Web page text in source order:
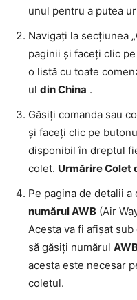
unul pentru a putea
Navigați la secțiunea
paginii și faceți clic
o listă cu toate
ul din China .
Găsiți comanda sau
și faceți clic pe
disponibil în dreptul
colet. Urmărire Colet
Pe pagina de detalii
numărul AWB (Air
Acesta va fi afișat
să găsiți numărul
acesta este necesar
coletul.